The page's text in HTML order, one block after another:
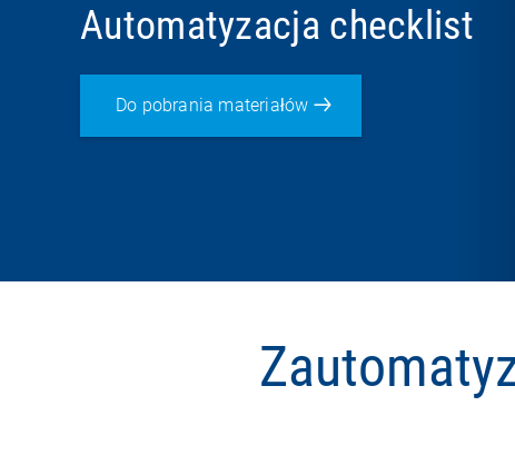
Automatyzacja checklist
Do pobrania materiałów